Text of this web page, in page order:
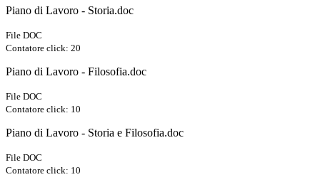
Piano di Lavoro - Storia.doc
File DOC
Contatore click: 20
Piano di Lavoro - Filosofia.doc
File DOC
Contatore click: 10
Piano di Lavoro - Storia e Filosofia.doc
File DOC
Contatore click: 10